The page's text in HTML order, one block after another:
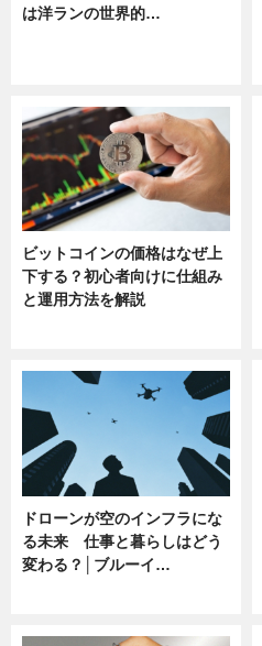
は洋ランの世界的…
ビットコインの価格はなぜ上
下する？初心者向けに仕組み
と運用方法を解説
ドローンが空のインフラにな
る未来 仕事と暮らしはどう
変わる？│ブルーイ…